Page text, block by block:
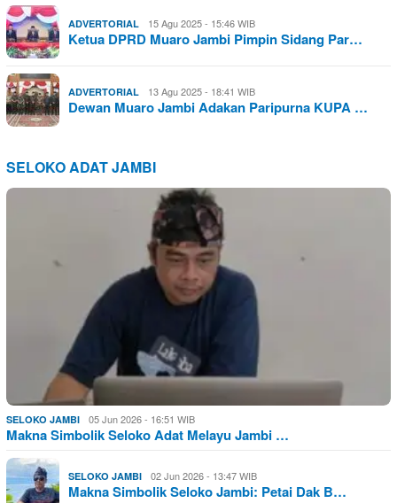
ADVERTORIAL 15 Agu 2025 - 15:46 WIB
Ketua DPRD Muaro Jambi Pimpin Sidang Par…
ADVERTORIAL 13 Agu 2025 - 18:41 WIB
Dewan Muaro Jambi Adakan Paripurna KUPA …
SELOKO ADAT JAMBI
SELOKO JAMBI 05 Jun 2026 - 16:51 WIB
Makna Simbolik Seloko Adat Melayu Jambi …
SELOKO JAMBI 02 Jun 2026 - 13:47 WIB
Makna Simbolik Seloko Jambi: Petai Dak B…